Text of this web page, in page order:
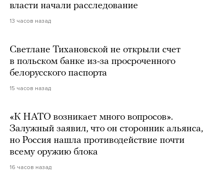
власти начали расследование
13 часов назад
Светлане Тихановской не открыли счет
в польском банке из-за просроченного
белорусского паспорта
15 часов назад
«К НАТО возникает много вопросов».
Залужный заявил, что он сторонник альянса,
но Россия нашла противодействие почти
всему оружию блока
16 часов назад